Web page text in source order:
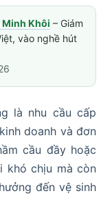
Minh Khôi – Giám
vào nghề hút
là nhu cầu cấp
doanh và đơn
cầu đầy hoặc
khó chịu mà còn
đến vệ sinh